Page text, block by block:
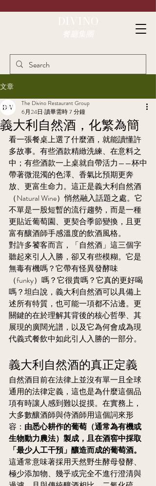
DIVINO
餐廳集團
文章
義大利自然酒，化繁為簡
The Divino Restaurant Group
6月24日 讀畢需時 7 分鐘
看一張餐桌上選了什麼酒，就能讀懂許
多故事。有些酒款精緻洗練、在意料之
中；有些酒款一上桌就自帶活力——杯中
帶著微混濁的色澤、香氣比預期更奔
放、更富生命力。這正是義大利自然酒
（Natural Wine）悄然融入話題之處。它
不單是一股短暫的流行趨勢，而是一種
更貼近葡萄園、更契合季節變換，且更
富有釀酒師手感溫度的飲酒風格。
對許多饕客而言，「自然酒」這三個字
聽起來引人入勝，卻又有些模糊。它是
無毒有機嗎？它帶有怪異發酵味
（funky）嗎？它很貴嗎？它真的更好喝
嗎？坦白說，義大利自然酒可以具備上
述所有特質，也可能一項都不沾邊。更
關鍵的在於理解其背後的核心哲學、其
展現的廣闊光譜，以及它為何會成為現
代義式餐飲中如此引人入勝的一部分。
義大利自然酒的真正定義
自然酒目前在法律上並沒有單一且全球
通用的法律定義，這也是為什麼這個品
項有時讓人感到難以捉摸。在實務上，
大多數釀酒師與侍酒師用這個詞來形
容： 由悉心耕作的葡萄（通常為有機或
生物動力農法）製成，且在酒窖中採取
「最少人工干預」釀造而成的葡萄酒。
這通常意味著採用天然野生酵母發酵、
極少添加物、幾乎或完全不進行澄清與